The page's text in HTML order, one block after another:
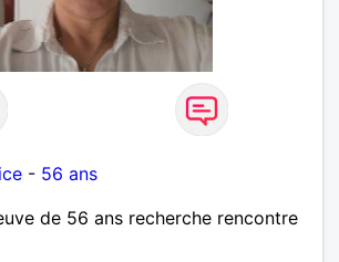
- 56 ans
de 56 ans recherche rencontre